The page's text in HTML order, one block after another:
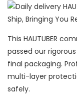
This HAUTUBER
passed our
final packaging.
multi-layer
safely.